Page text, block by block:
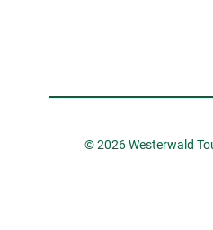
© 2026 Westerwald